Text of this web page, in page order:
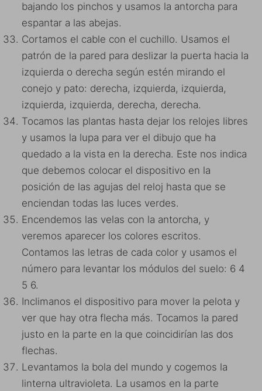
bajando los pinchos y usamos la antorcha para
espantar a las abejas.
Cortamos el cable con el cuchillo. Usamos el
patrón de la pared para deslizar la puerta hacia la
izquierda o derecha según estén mirando el
conejo y pato: derecha, izquierda, izquierda,
izquierda, izquierda, derecha, derecha.
Tocamos las plantas hasta dejar los relojes libres
y usamos la lupa para ver el dibujo que ha
quedado a la vista en la derecha. Este nos indica
que debemos colocar el dispositivo en la
posición de las agujas del reloj hasta que se
enciendan todas las luces verdes.
Encendemos las velas con la antorcha, y
veremos aparecer los colores escritos.
Contamos las letras de cada color y usamos el
número para levantar los módulos del suelo: 6 4
5 6.
Inclimanos el dispositivo para mover la pelota y
ver que hay otra flecha más. Tocamos la pared
justo en la parte en la que coincidirían las dos
flechas.
Levantamos la bola del mundo y cogemos la
linterna ultravioleta. La usamos en la parte